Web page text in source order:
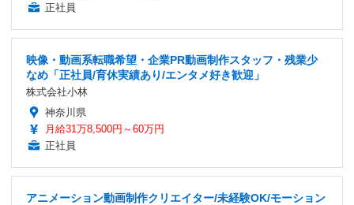
正社員
映像・動画系転職希望・企業PR動画制作スタッフ・残業少
なめ「正社員/育休実績あり/エンタメ好き歓迎」
株式会社小林
神奈川県
月給31万8,500円～60万円
正社員
アニメーション動画制作クリエイター/未経験OK/モーション